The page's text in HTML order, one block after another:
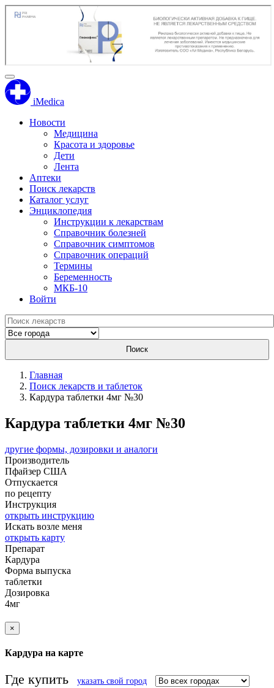
iMedica
Новости
Медицина
Красота и здоровье
Дети
Лента
Аптеки
Поиск лекарств
Каталог услуг
Энциклопедия
Инструкции к лекарствам
Справочник болезней
Справочник симптомов
Справочник операций
Термины
Беременность
МКБ-10
Войти
Поиск
Главная
Поиск лекарств и таблеток
Кардура таблетки 4мг №30
Кардура таблетки 4мг №30
другие формы, дозировки и аналоги
Производитель
Пфайзер США
Отпускается
по рецепту
Инструкция
открыть инструкцию
Искать возле меня
открыть карту
Препарат
Кардура
Форма выпуска
таблетки
Дозировка
4мг
×
Кардура на карте
Где купить указать свой город